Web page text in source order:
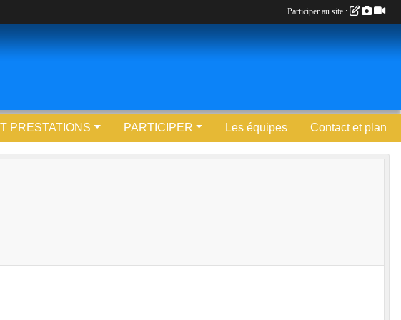
PRESTATIONS PARTICIPER Les équipes Contact et plan
Participer au site :